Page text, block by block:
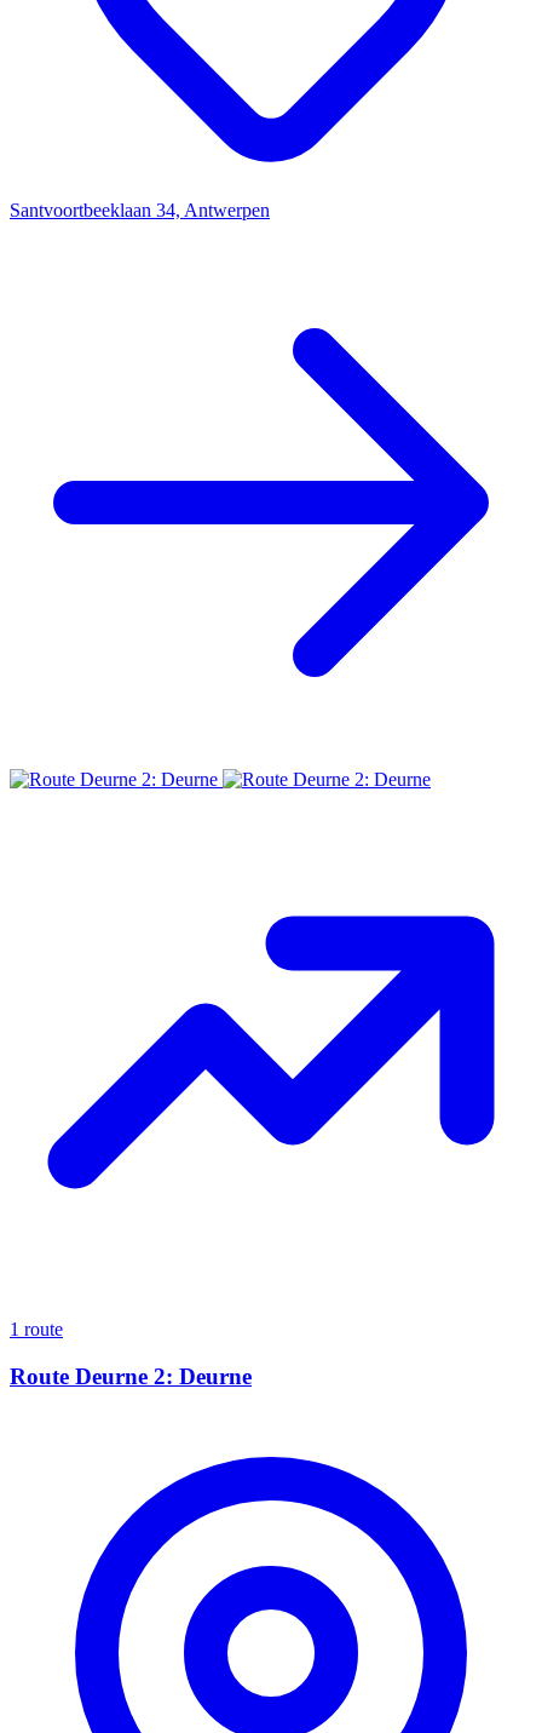
Santvoortbeeklaan 34, Antwerpen
1 route
Route Deurne 2: Deurne